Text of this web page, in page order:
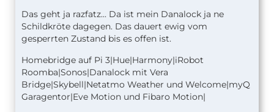
Das geht ja razfatz... Da ist mein Danalock ja ne
Schildkröte dagegen. Das dauert ewig vom
gesperrten Zustand bis es offen ist.
Homebridge auf Pi 3|Hue|Harmony|iRobot
Roomba|Sonos|Danalock mit Vera
Bridge|Skybell|Netatmo Weather und Welcome|myQ
Garagentor|Eve Motion und Fibaro Motion|